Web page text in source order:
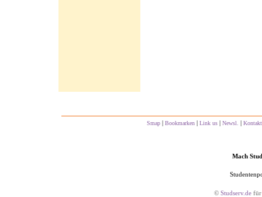
Smap | Bookmarken | Link us | Newsl. | Kontakt
Mach
© Studserv.de für